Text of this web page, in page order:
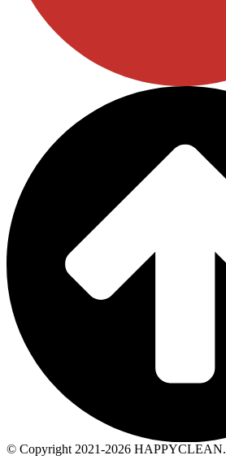
© Copyright 2021-2026 HAPPYCLEAN.